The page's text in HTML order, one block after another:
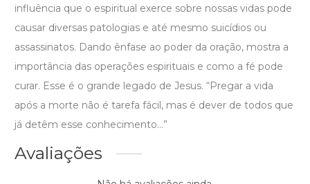
influência que o espiritual exerce sobre nossas vidas pode
causar diversas patologias e até mesmo suicídios ou
assassinatos. Dando ênfase ao poder da oração, mostra a
importância das operações espirituais e como a fé pode
curar. Esse é o grande legado de Jesus. “Pregar a vida
após a morte não é tarefa fácil, mas é dever de todos que
já detêm esse conhecimento...”
Avaliações